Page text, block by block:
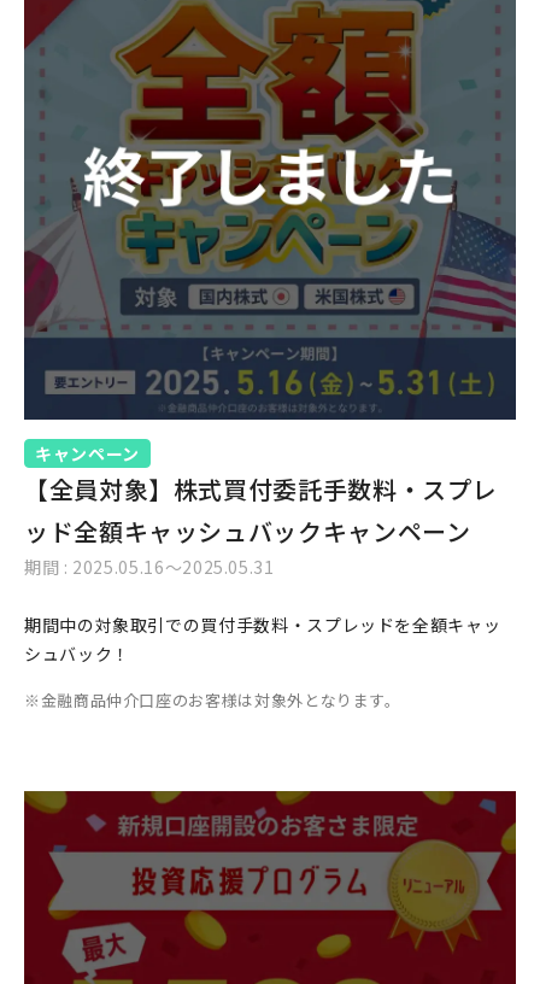
キャンペーン
【全員対象】株式買付委託手数料・スプレ
ッド全額キャッシュバックキャンペーン
期間 : 2025.05.16〜2025.05.31
期間中の対象取引での買付手数料・スプレッドを全額キャッ
シュバック！
金融商品仲介口座のお客様は対象外となります。